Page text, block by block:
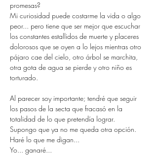
promesas?
Mi curiosidad puede costarme la vida o algo
peor... pero tiene que ser mejor que escuchar
los constantes estallidos de muerte y placeres
dolorosos que se oyen a lo lejos mientras otro
pájaro cae del cielo, otro árbol se marchita,
otra gota de agua se pierde y otro niño es
torturado.
Al parecer soy importante; tendré que seguir
los pasos de la secta que fracasó en la
totalidad de lo que pretendía lograr.
Supongo que ya no me queda otra opción.
Haré lo que me digan...
Yo... ganaré...